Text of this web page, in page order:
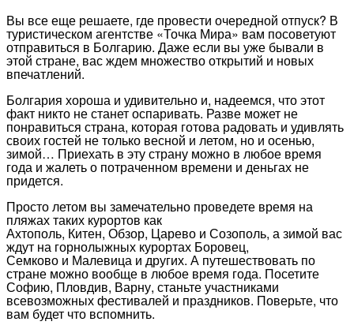
Вы все еще решаете, где провести очередной отпуск? В
туристическом агентстве «Точка Мира» вам посоветуют
отправиться в Болгарию. Даже если вы уже бывали в
этой стране, вас ждем множество открытий и новых
впечатлений.
Болгария хороша и удивительно и, надеемся, что этот
факт никто не станет оспаривать. Разве может не
понравиться страна, которая готова радовать и удивлять
своих гостей не только весной и летом, но и осенью,
зимой… Приехать в эту страну можно в любое время
года и жалеть о потраченном времени и деньгах не
придется.
Просто летом вы замечательно проведете время на
пляжах таких курортов как
Ахтополь, Китен, Обзор, Царево и Созополь, а зимой вас
ждут на горнолыжных курортах Боровец,
Семково и Малевица и других. А путешествовать по
стране можно вообще в любое время года. Посетите
Софию, Пловдив, Варну, станьте участниками
всевозможных фестивалей и праздников. Поверьте, что
вам будет что вспомнить.